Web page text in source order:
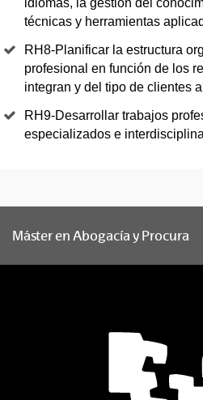
idiomas, la gestión del
técnicas y herramientas
RH8-Planificar la estructura
profesional en función de los
integran y del tipo de clientes
RH9-Desarrollar trabajos
especializados e
Máster en Abogacía y Procura